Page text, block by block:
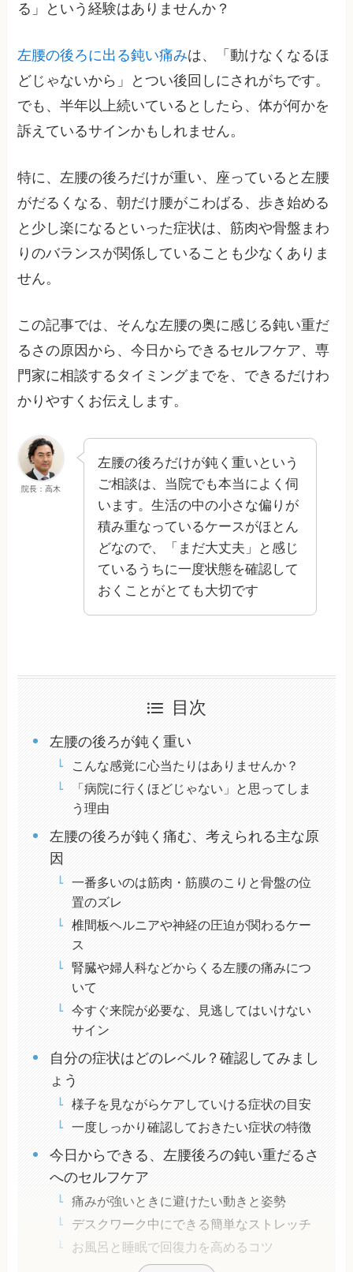
る」という経験はありませんか？
左腰の後ろに出る鈍い痛みは、「動けなくなるほ
どじゃないから」とつい後回しにされがちです。
でも、半年以上続いているとしたら、体が何かを
訴えているサインかもしれません。
特に、左腰の後ろだけが重い、座っていると左腰
がだるくなる、朝だけ腰がこわばる、歩き始める
と少し楽になるといった症状は、筋肉や骨盤まわ
りのバランスが関係していることも少なくありま
せん。
この記事では、そんな左腰の奥に感じる鈍い重だ
るさの原因から、今日からできるセルフケア、専
門家に相談するタイミングまでを、できるだけわ
かりやすくお伝えします。
院長：高木
左腰の後ろだけが鈍く重いという
ご相談は、当院でも本当によく伺
います。生活の中の小さな偏りが
積み重なっているケースがほとん
どなので、「まだ大丈夫」と感じ
ているうちに一度状態を確認して
おくことがとても大切です
目次
左腰の後ろが鈍く重い
こんな感覚に心当たりはありませんか？
「病院に行くほどじゃない」と思ってしま
う理由
左腰の後ろが鈍く痛む、考えられる主な原
因
一番多いのは筋肉・筋膜のこりと骨盤の位
置のズレ
椎間板ヘルニアや神経の圧迫が関わるケー
ス
腎臓や婦人科などからくる左腰の痛みにつ
いて
今すぐ来院が必要な、見逃してはいけない
サイン
自分の症状はどのレベル？確認してみまし
ょう
様子を見ながらケアしていける症状の目安
一度しっかり確認しておきたい症状の特徴
今日からできる、左腰後ろの鈍い重だるさ
へのセルフケア
痛みが強いときに避けたい動きと姿勢
デスクワーク中にできる簡単なストレッチ
お風呂と睡眠で回復力を高めるコツ